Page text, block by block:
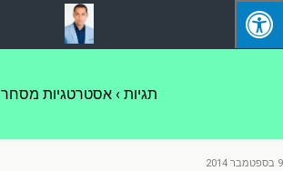
תגיות › אסטרטגיות מסחר
9 בספטמבר 2014